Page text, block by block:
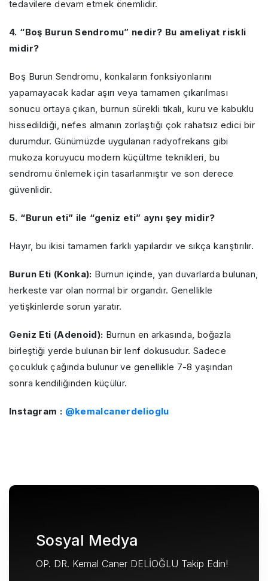
tedavilere devam etmek önemlidir.
4. “Boş Burun Sendromu” nedir? Bu ameliyat riskli
midir?
Boş Burun Sendromu, konkaların fonksiyonlarını
yapamayacak kadar aşırı veya tamamen çıkarılması
sonucu ortaya çıkan, burnun sürekli tıkalı, kuru ve kabuklu
hissedildiği, nefes almanın zorlaştığı çok rahatsız edici bir
durumdur. Günümüzde uygulanan radyofrekans gibi
mukoza koruyucu modern küçültme teknikleri, bu
sendromu önlemek için tasarlanmıştır ve son derece
güvenlidir.
5. “Burun eti” ile “geniz eti” aynı şey midir?
Hayır, bu ikisi tamamen farklı yapılardır ve sıkça karıştırılır.
Burun Eti (Konka): Burnun içinde, yan duvarlarda bulunan,
herkeste var olan normal bir organdır. Genellikle
yetişkinlerde sorun yaratır.
Geniz Eti (Adenoid): Burnun en arkasında, boğazla
birleştiği yerde bulunan bir lenf dokusudur. Sadece
çocukluk çağında bulunur ve genellikle 7-8 yaşından
sonra kendiliğinden küçülür.
Instagram : @kemalcanerdelioglu
Sosyal Medya
OP. DR. Kemal Caner DELİOĞLU Takip Edin!